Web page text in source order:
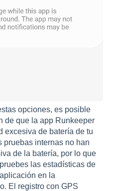
opciones, es posible
de que la app Runkeeper
excesiva de batería de tu
pruebas internas no han
de la batería, por lo que
las estadísticas de
en la
El registro con GPS